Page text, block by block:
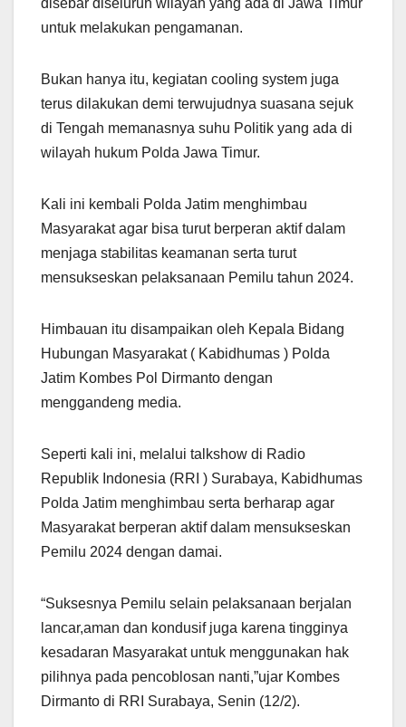
disebar diseluruh wilayah yang ada di Jawa Timur
untuk melakukan pengamanan.
Bukan hanya itu, kegiatan cooling system juga
terus dilakukan demi terwujudnya suasana sejuk
di Tengah memanasnya suhu Politik yang ada di
wilayah hukum Polda Jawa Timur.
Kali ini kembali Polda Jatim menghimbau
Masyarakat agar bisa turut berperan aktif dalam
menjaga stabilitas keamanan serta turut
mensukseskan pelaksanaan Pemilu tahun 2024.
Himbauan itu disampaikan oleh Kepala Bidang
Hubungan Masyarakat ( Kabidhumas ) Polda
Jatim Kombes Pol Dirmanto dengan
menggandeng media.
Seperti kali ini, melalui talkshow di Radio
Republik Indonesia (RRI ) Surabaya, Kabidhumas
Polda Jatim menghimbau serta berharap agar
Masyarakat berperan aktif dalam mensukseskan
Pemilu 2024 dengan damai.
“Suksesnya Pemilu selain pelaksanaan berjalan
lancar,aman dan kondusif juga karena tingginya
kesadaran Masyarakat untuk menggunakan hak
pilihnya pada pencoblosan nanti,”ujar Kombes
Dirmanto di RRI Surabaya, Senin (12/2).